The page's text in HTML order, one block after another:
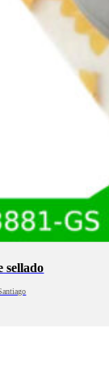
sellado